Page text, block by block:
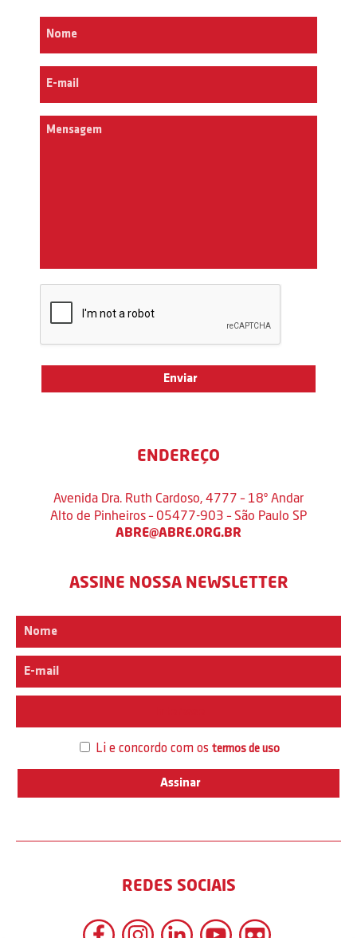
ENDEREÇO
Avenida Dra. Ruth Cardoso, 4777 – 18º Andar
Alto de Pinheiros – 05477-903 – São Paulo SP
ABRE@ABRE.ORG.BR
ASSINE NOSSA NEWSLETTER
Li e concordo com os termos de uso
REDES SOCIAIS